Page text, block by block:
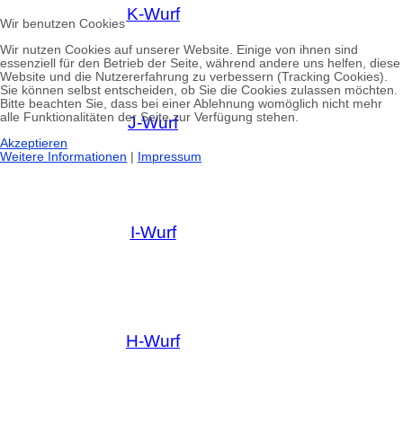
K-Wurf
J-Wurf
I-Wurf
H-Wurf
Wir benutzen Cookies
Wir nutzen Cookies auf unserer Website. Einige von ihnen sind
essenziell für den Betrieb der Seite, während andere uns helfen, diese
Website und die Nutzererfahrung zu verbessern (Tracking Cookies).
Sie können selbst entscheiden, ob Sie die Cookies zulassen möchten.
Bitte beachten Sie, dass bei einer Ablehnung womöglich nicht mehr
alle Funktionalitäten der Seite zur Verfügung stehen.
Akzeptieren
Weitere Informationen | Impressum